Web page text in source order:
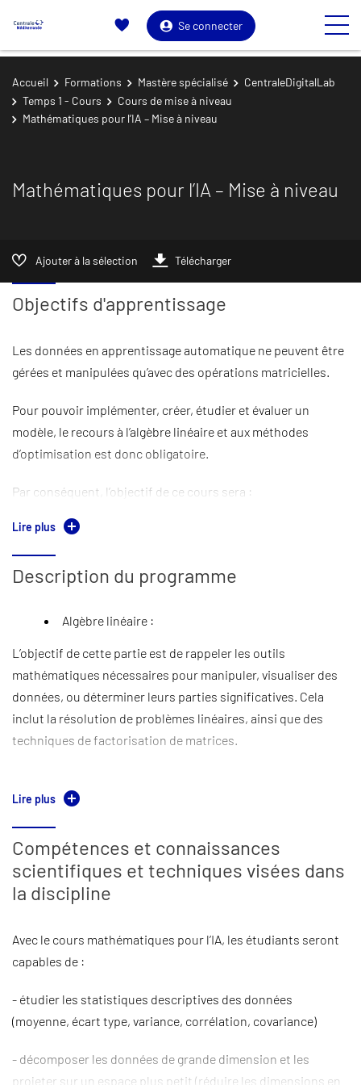
Se connecter
Accueil Formations Mastère spécialisé
CentraleDigitalLab
Temps 1 - Cours
Cours de mise à niveau
Mathématiques pour l’IA – Mise à niveau
Mathématiques pour l’IA – Mise à niveau
Ajouter à la sélection Télécharger
Objectifs d'apprentissage
Les données en apprentissage automatique ne peuvent être
gérées et manipulées qu’avec des opérations matricielles.
Pour pouvoir implémenter, créer, étudier et évaluer un
modèle, le recours à l’algèbre linéaire et aux méthodes
d’optimisation est donc obligatoire.
Par conséquent, l’objectif de ce cours sera :
Comprendre et maîtriser les outils et les méthodes
et des algorithmes d'apprentissage automatique.
Savoir réduire les dimensions de données pour les
l’analyse de données de grandes dimensions d’autre
De la théorie des méthodes d’analyse de données
(ACP, SVD, …) à l’implémentation et la programmation
python.
Lire plus
Description du programme
Algèbre linéaire :
L’objectif de cette partie est de rappeler les outils
mathématiques nécessaires pour manipuler, visualiser des
données, ou déterminer leurs parties significatives. Cela
inclut la résolution de problèmes linéaires, ainsi que des
techniques de factorisation de matrices.
diagonalisation, etc.),
Les méthodes de factorisation et de réduction de
(décomposition LU, SVD, QR, etc.)
Probabilités - Statistiques :
élémentaires de la théorie de la mesure, probabilistes et
Lire plus
Compétences et connaissances
scientifiques et techniques visées dans
la discipline
Avec le cours mathématiques pour l’IA, les étudiants seront
capables de :
- étudier les statistiques descriptives des données
(moyenne, écart type, variance, corrélation, covariance)
- décomposer les données de grande dimension et les
projeter sur un espace plus petit (réduire les dimensions en